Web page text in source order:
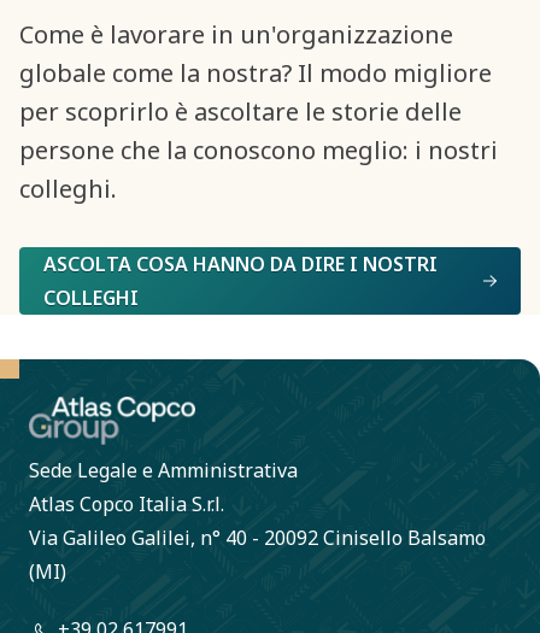
Come è lavorare in un'organizzazione
globale come la nostra? Il modo migliore
per scoprirlo è ascoltare le storie delle
persone che la conoscono meglio: i nostri
colleghi.
ASCOLTA COSA HANNO DA DIRE I NOSTRI
COLLEGHI
Sede Legale e Amministrativa
Atlas Copco Italia S.r.l.
Via Galileo Galilei, n° 40 - 20092 Cinisello Balsamo
(MI)